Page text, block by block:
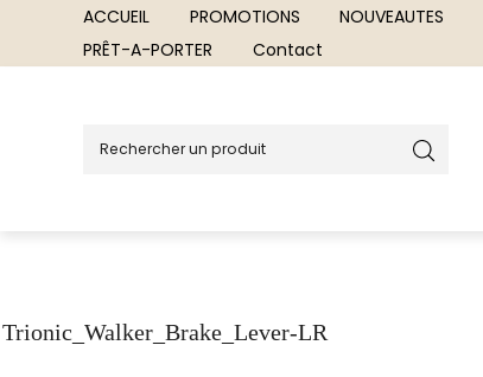
ACCUEIL PROMOTIONS NOUVEAUTES
PRÊT-A-PORTER
Contact
Trionic_Walker_Brake_Lever-LR